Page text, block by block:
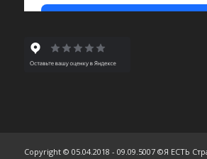
Copyright © 05.04.2018 - 09.09.5007 ©Я ЕСТЬ